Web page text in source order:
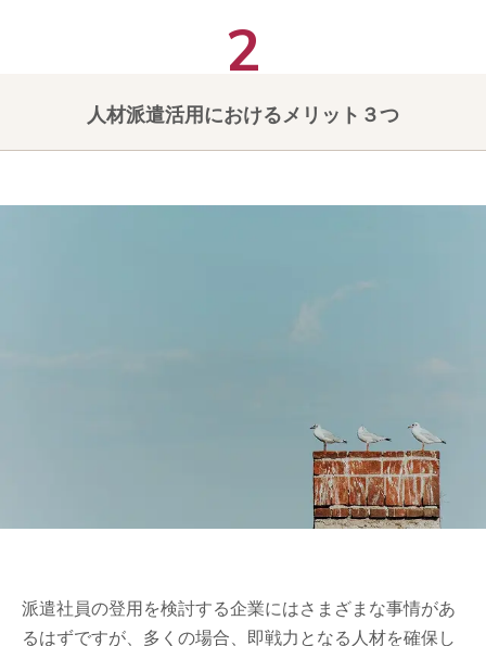
人材派遣活用におけるメリット３つ
派遣社員の登用を検討する企業にはさまざまな事情があ
るはずですが、多くの場合、即戦力となる人材を確保し